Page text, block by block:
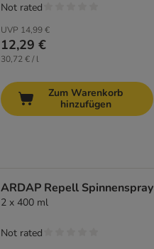
UVP 14,99 €
12,29 €
30,72 € / l
Not rated
Zum Warenkorb
hinzufügen
ARDAP Repell Spinnenspray
2 x 400 ml
Not rated